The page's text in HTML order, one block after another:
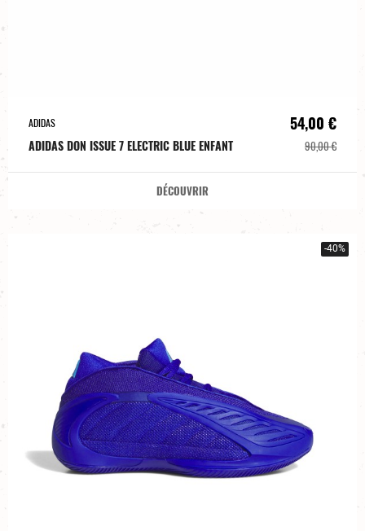
ADIDAS
ADIDAS DON ISSUE 7 ELECTRIC BLUE ENFANT
54,00 €
90,00 €
DÉCOUVRIR
-40%